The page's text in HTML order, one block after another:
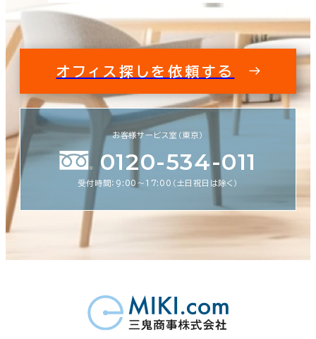
オフィス探しを依頼する
お客様サービス室（東京）
0120-534-011
受付時間：9:00〜17:00（土日祝日は除く）